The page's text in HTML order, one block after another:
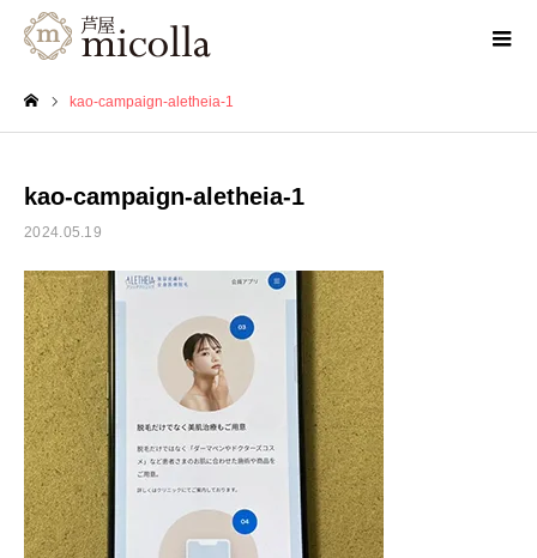
kao-campaign-aletheia-1
kao-campaign-aletheia-1
2024.05.19